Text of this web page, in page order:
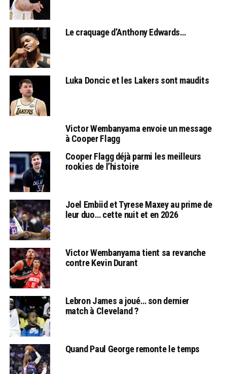
Le craquage d’Anthony Edwards…
Luka Doncic et les Lakers sont maudits
Victor Wembanyama envoie un message
à Cooper Flagg
Cooper Flagg déjà parmi les meilleurs
rookies de l’histoire
Joel Embiid et Tyrese Maxey au prime de
leur duo… cette nuit et en 2026
Victor Wembanyama tient sa revanche
contre Kevin Durant
Lebron James a joué… son dernier
match à Cleveland ?
Quand Paul George remonte le temps